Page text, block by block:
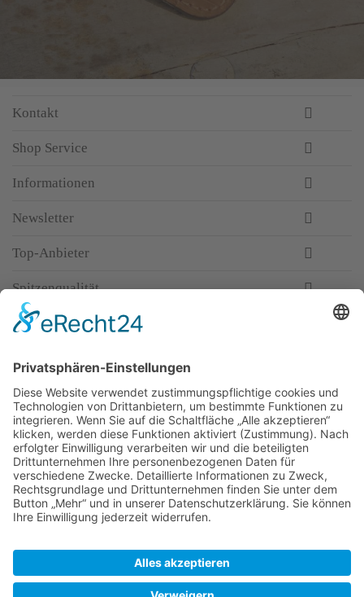
Kontakt
Shop Service
Informationen
Newsletter
Top-Anbieter
Spitzenqualität
Kompetente Beratung
* Alle Preise inkl. gesetzl. Mehrwertsteuer, inkl.
Versandkosten
FAQ Händler Login
Hilfe / Unterstützung
Newsletter
Warum WACCEX?
Kundeninformationen